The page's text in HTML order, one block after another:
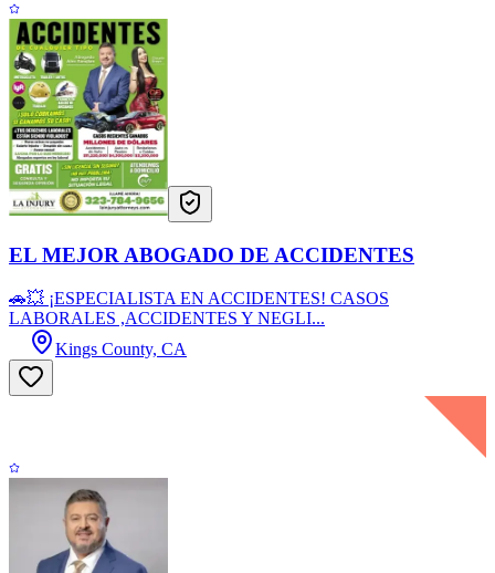
EL MEJOR ABOGADO DE ACCIDENTES
🚗💥 ¡ESPECIALISTA EN ACCIDENTES! CASOS
LABORALES ,ACCIDENTES Y NEGLI...
Kings County, CA